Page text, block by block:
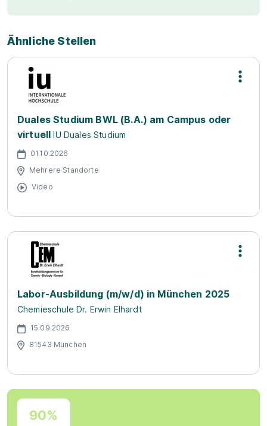
Ähnliche Stellen
Duales Studium BWL (B.A.) am Campus oder
virtuell IU Duales Studium
01.10.2026
Mehrere Standorte
Video
Labor-Ausbildung (m/w/d) in München 2025
Chemieschule Dr. Erwin Elhardt
15.09.2026
81543 München
90%